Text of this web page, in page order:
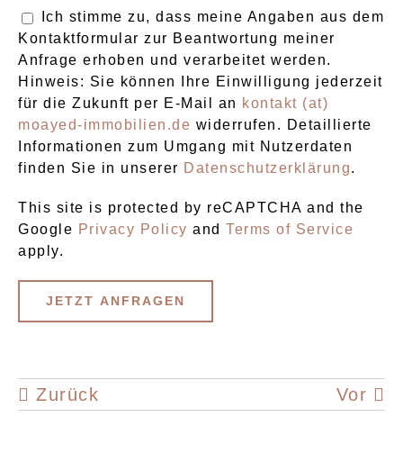
Ich stimme zu, dass meine Angaben aus dem
Kontaktformular zur Beantwortung meiner
Anfrage erhoben und verarbeitet werden.
Hinweis: Sie können Ihre Einwilligung jederzeit
für die Zukunft per E-Mail an kontakt (at)
moayed-immobilien.de widerrufen. Detaillierte
Informationen zum Umgang mit Nutzerdaten
finden Sie in unserer Datenschutzerklärung.
This site is protected by reCAPTCHA and the
Google Privacy Policy and Terms of Service
apply.
Zurück Vor